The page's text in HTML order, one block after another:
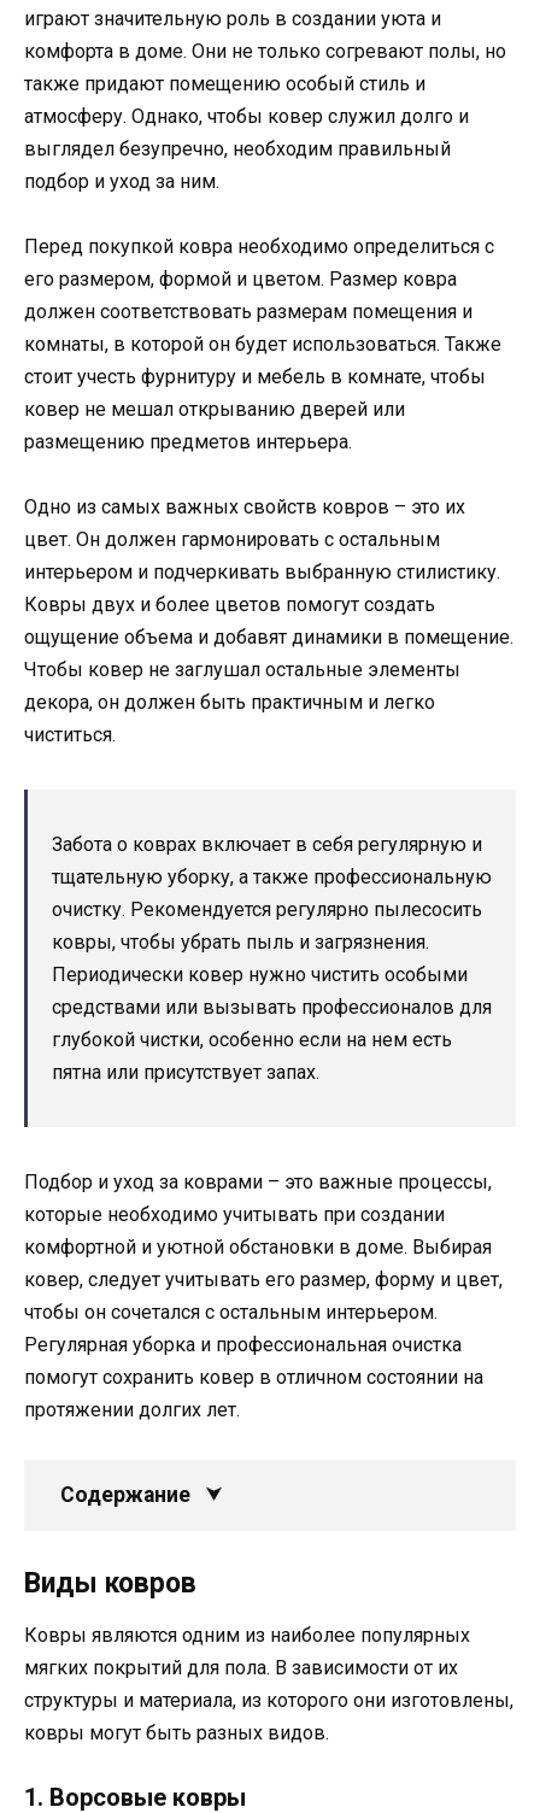
играют значительную роль в создании уюта и
комфорта в доме. Они не только согревают полы, но
также придают помещению особый стиль и
атмосферу. Однако, чтобы ковер служил долго и
выглядел безупречно, необходим правильный
подбор и уход за ним.
Перед покупкой ковра необходимо определиться с
его размером, формой и цветом. Размер ковра
должен соответствовать размерам помещения и
комнаты, в которой он будет использоваться. Также
стоит учесть фурнитуру и мебель в комнате, чтобы
ковер не мешал открыванию дверей или
размещению предметов интерьера.
Одно из самых важных свойств ковров – это их
цвет. Он должен гармонировать с остальным
интерьером и подчеркивать выбранную стилистику.
Ковры двух и более цветов помогут создать
ощущение объема и добавят динамики в помещение.
Чтобы ковер не заглушал остальные элементы
декора, он должен быть практичным и легко
чиститься.
Забота о коврах включает в себя регулярную и
тщательную уборку, а также профессиональную
очистку. Рекомендуется регулярно пылесосить
ковры, чтобы убрать пыль и загрязнения.
Периодически ковер нужно чистить особыми
средствами или вызывать профессионалов для
глубокой чистки, особенно если на нем есть
пятна или присутствует запах.
Подбор и уход за коврами – это важные процессы,
которые необходимо учитывать при создании
комфортной и уютной обстановки в доме. Выбирая
ковер, следует учитывать его размер, форму и цвет,
чтобы он сочетался с остальным интерьером.
Регулярная уборка и профессиональная очистка
помогут сохранить ковер в отличном состоянии на
протяжении долгих лет.
Содержание
Виды ковров
Ковры являются одним из наиболее популярных
мягких покрытий для пола. В зависимости от их
структуры и материала, из которого они изготовлены,
ковры могут быть разных видов.
1. Ворсовые ковры